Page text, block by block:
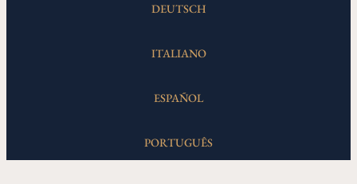
DEUTSCH
ITALIANO
ESPAÑOL
PORTUGUÊS